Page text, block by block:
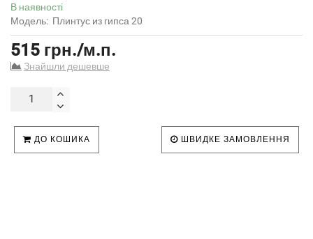
В наявності
Модель: Плинтус из гипса 20
515 грн./м.п.
Знайшли дешевше
ДО КОШИКА ШВИДКЕ ЗАМОВЛЕННЯ